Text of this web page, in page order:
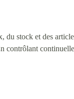
stock et des